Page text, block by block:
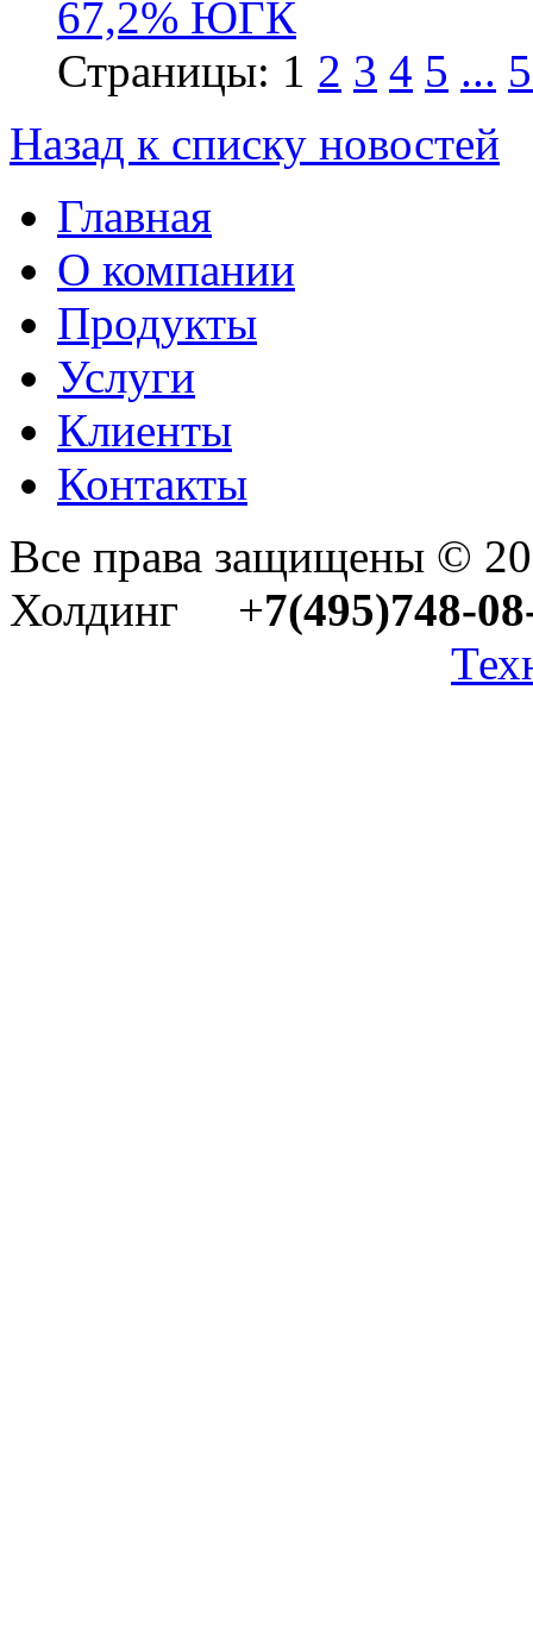
67,2% ЮГК
Страницы: 1 2 3 4 5 ...
Назад к списку новостей
Главная
О компании
Продукты
Услуги
Клиенты
Контакты
Все права защищены ©
Холдинг +7(495)748-